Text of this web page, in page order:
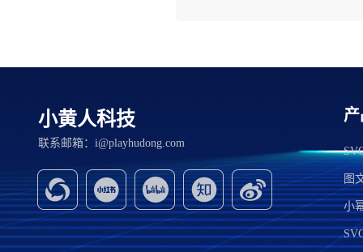
小黄人科技
联系邮箱：i@playhudong.com
图
小